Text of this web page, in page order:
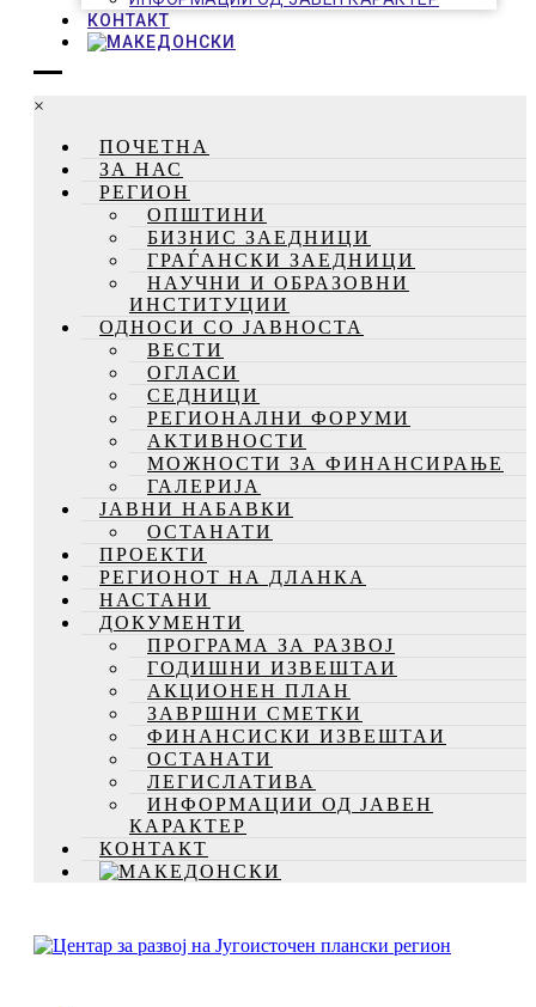
КОНТАКТ
×
ПОЧЕТНА
ЗА НАС
РЕГИОН
ОПШТИНИ
БИЗНИС ЗАЕДНИЦИ
ГРАЃАНСКИ ЗАЕДНИЦИ
НАУЧНИ И ОБРАЗОВНИ
ИНСТИТУЦИИ
ОДНОСИ СО ЈАВНОСТА
ВЕСТИ
ОГЛАСИ
СЕДНИЦИ
РЕГИОНАЛНИ ФОРУМИ
АКТИВНОСТИ
МОЖНОСТИ ЗА ФИНАНСИРАЊЕ
ГАЛЕРИЈА
ЈАВНИ НАБАВКИ
ОСТАНАТИ
ПРОЕКТИ
РЕГИОНОТ НА ДЛАНКА
НАСТАНИ
ДОКУМЕНТИ
ПРОГРАМА ЗА РАЗВОЈ
ГОДИШНИ ИЗВЕШТАИ
АКЦИОНЕН ПЛАН
ЗАВРШНИ СМЕТКИ
ФИНАНСИСКИ ИЗВЕШТАИ
ОСТАНАТИ
ЛЕГИСЛАТИВА
ИНФОРМАЦИИ ОД ЈАВЕН
КАРАКТЕР
КОНТАКТ